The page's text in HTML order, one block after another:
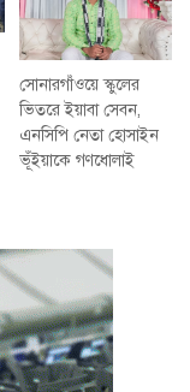
সোনারগাঁওয়ে স্কুলের
ভিতরে ইয়াবা সেবন,
এনসিপি নেতা হোসাইন
ভূঁইয়াকে গণধোলাই